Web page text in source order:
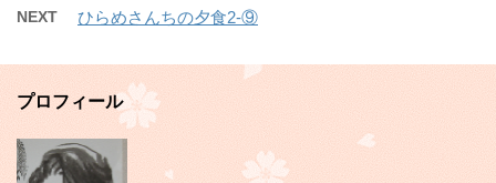
NEXT ひらめさんちの夕食2-⑨
プロフィール